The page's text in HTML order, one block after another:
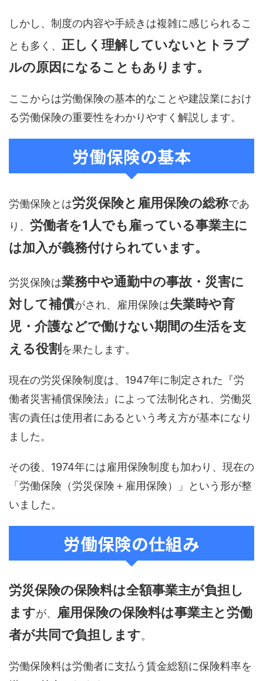
しかし、制度の内容や手続きは複雑に感じられるこ
とも多く、 正しく理解していないとトラブ
ルの原因になることもあります。
ここからは労働保険の基本的なことや建設業におけ
る労働保険の重要性をわかりやすく解説します。
労働保険の基本
労働保険とは労災保険と雇用保険の総称であ
り、 労働者を1人でも雇っている事業主に
は加入が義務付けられています。
労災保険は業務中や通勤中の事故・災害に
対して補償がされ、雇用保険は失業時や育
児・介護などで働けない期間の生活を支
える役割 を果たします。
現在の労災保険制度は、1947年に制定された『労
働者災害補償保険法』によって法制化され、労働災
害の責任は使用者にあるという考え方が基本になり
ました。
その後、1974年には雇用保険制度も加わり、現在の
「労働保険（労災保険＋雇用保険）」という形が整
いました。
労働保険の仕組み
労災保険の保険料は全額事業主が負担し
ますが、
雇用保険の保険料は事業主と労働
者が共同で負担します。
労働保険料は労働者に支払う賃金総額に保険料率を